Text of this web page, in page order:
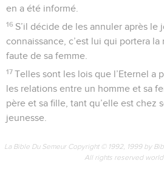
en a été informé.
16 S’il décide de les annuler après le
connaissance, c’est lui qui portera
faute de sa femme.
17 Telles sont les lois que l’Eternel a
les relations entre un homme et sa
père et sa fille, tant qu’elle est chez
jeunesse.
La Bible Du Semeur Copyright © 1992, 1999 by
All rights reserved